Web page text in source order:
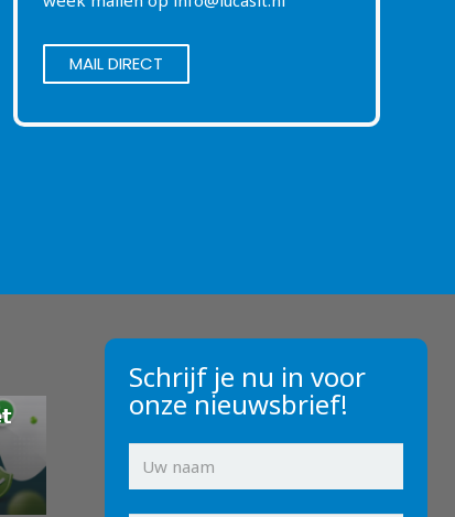
MAIL DIRECT
Schrijf je nu in voor
onze nieuwsbrief!